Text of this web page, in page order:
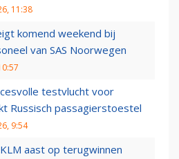
11:38
komend weekend bij
van SAS Noorwegen
testvlucht voor
Russisch passagierstoestel
9:54
aast op terugwinnen